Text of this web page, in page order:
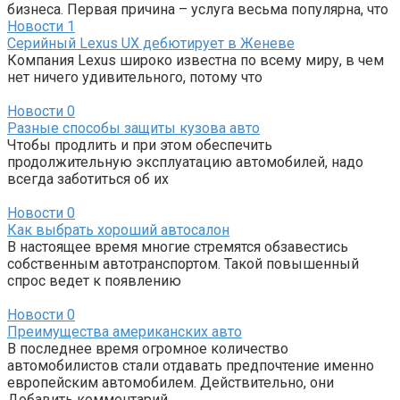
бизнеса. Первая причина – услуга весьма популярна, что
Новости 1
Серийный Lexus UX дебютирует в Женеве
Компания Lexus широко известна по всему миру, в чем
нет ничего удивительного, потому что
Новости 0
Разные способы защиты кузова авто
Чтобы продлить и при этом обеспечить
продолжительную эксплуатацию автомобилей, надо
всегда заботиться об их
Новости 0
Как выбрать хороший автосалон
В настоящее время многие стремятся обзавестись
собственным автотранспортом. Такой повышенный
спрос ведет к появлению
Новости 0
Преимущества американских авто
В последнее время огромное количество
автомобилистов стали отдавать предпочтение именно
европейским автомобилем. Действительно, они